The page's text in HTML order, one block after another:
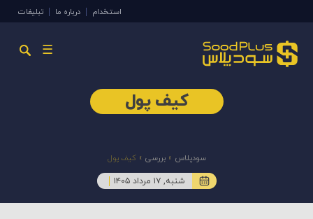
استخدام درباره ما تبلیغات
☰
کیف پول
شنبه, ۱۷ مرداد ۱۴۰۵
سودپلاس »بررسی »کیف پول